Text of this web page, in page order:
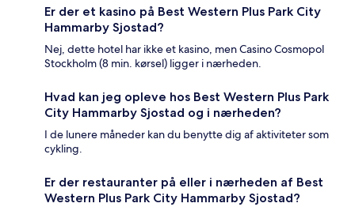
Er der et kasino på Best Western Plus Park City
Hammarby Sjostad?
Nej, dette hotel har ikke et kasino, men Casino Cosmopol
Stockholm (8 min. kørsel) ligger i nærheden.
Hvad kan jeg opleve hos Best Western Plus Park
City Hammarby Sjostad og i nærheden?
I de lunere måneder kan du benytte dig af aktiviteter som
cykling.
Er der restauranter på eller i nærheden af Best
Western Plus Park City Hammarby Sjostad?